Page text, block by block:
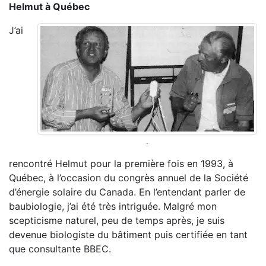
Helmut à Québec
.
J’ai
rencontré Helmut pour la première fois en 1993, à
Québec, à l’occasion du congrès annuel de la Société
d’énergie solaire du Canada. En l’entendant parler de
baubiologie, j’ai été très intriguée. Malgré mon
scepticisme naturel, peu de temps après, je suis
devenue biologiste du bâtiment puis certifiée en tant
que consultante BBEC.